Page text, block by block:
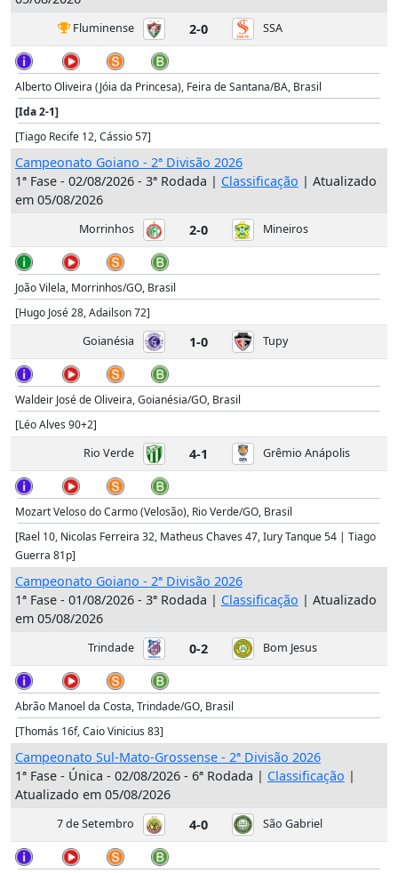
Fluminense 2-0 SSA
Alberto Oliveira (Jóia da Princesa), Feira de Santana/BA, Brasil
[Ida 2-1]
[Tiago Recife 12, Cássio 57]
Campeonato Goiano - 2ª Divisão 2026
1ª Fase - 02/08/2026 - 3ª Rodada | Classificação | Atualizado
em 05/08/2026
Morrinhos 2-0 Mineiros
João Vilela, Morrinhos/GO, Brasil
[Hugo José 28, Adailson 72]
Goianésia
1-0 Tupy
Waldeir José de Oliveira, Goianésia/GO, Brasil
[Léo Alves 90+2]
Rio Verde
4-1 Grêmio Anápolis
Mozart Veloso do Carmo (Velosão), Rio Verde/GO, Brasil
[Rael 10, Nicolas Ferreira 32, Matheus Chaves 47, Iury Tanque 54 | Tiago
Guerra 81p]
Campeonato Goiano - 2ª Divisão 2026
1ª Fase - 01/08/2026 - 3ª Rodada | Classificação | Atualizado
em 05/08/2026
Trindade 0-2 Bom Jesus
Abrão Manoel da Costa, Trindade/GO, Brasil
[Thomás 16f, Caio Vinicius 83]
Campeonato Sul-Mato-Grossense - 2ª Divisão 2026
1ª Fase - Única - 02/08/2026 - 6ª Rodada | Classificação |
Atualizado em 05/08/2026
7 de Setembro 4-0 São Gabriel